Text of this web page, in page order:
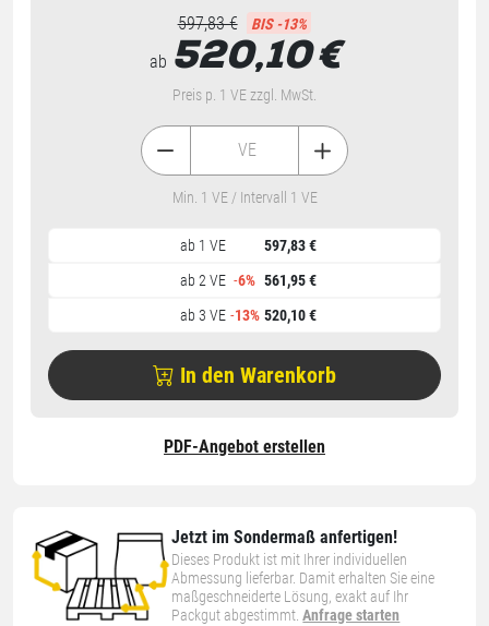
Jetzt im Sondermaß anfertigen!
Dieses Produkt ist mit Ihrer individuellen
Abmessung lieferbar. Damit erhalten Sie eine
maßgeschneiderte Lösung, exakt auf Ihr
Packgut abgestimmt.Anfrage starten
597,83 € BIS -13%
ab 520,10 €
Preis p. 1 VE zzgl. MwSt.
ab 1 VE
597,83 €
ab 2 VE -6% 561,95 €
ab 3 VE -13% 520,10 €
VE
Min. 1 VE / Intervall 1 VE
In den Warenkorb
PDF-Angebot erstellen